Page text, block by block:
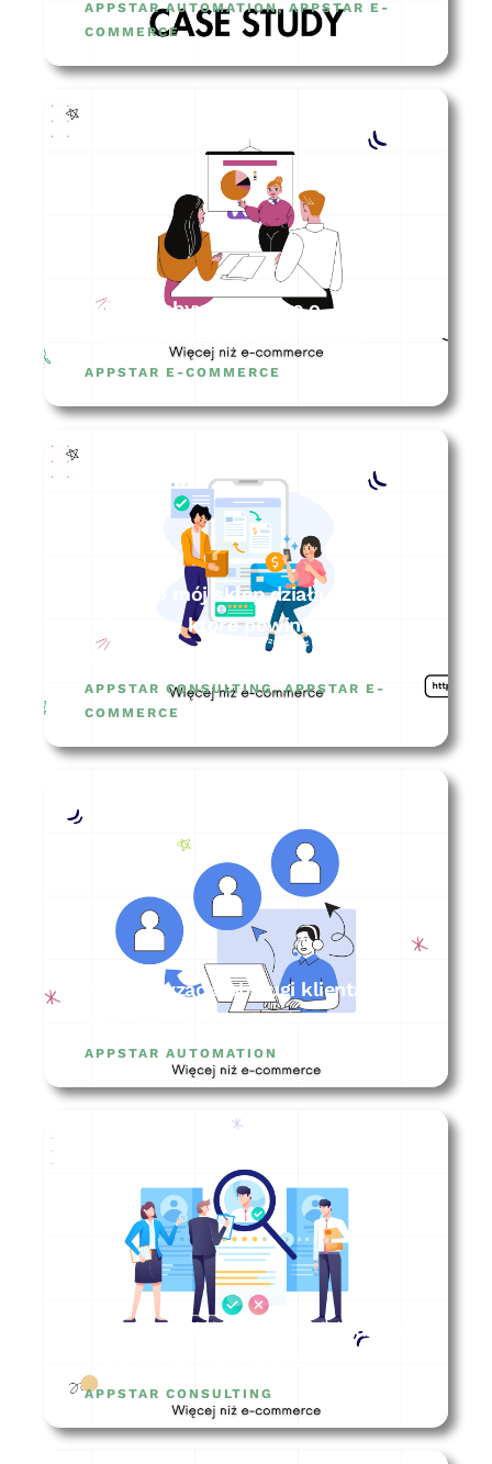
APPSTAR AUTOMATION, APPSTAR E-
COMMERCE
Gdzie zdobywać wiedzę o
APPSTAR E-COMMERCE
Dlaczego mój sklep działa wolno?
– 7 rzeczy, które powinieneś
sprawdzić
APPSTAR CONSULTING,APPSTAR E-
COMMERCE
Automatyzacja obsługi klienta –
jakie narzędzia wybrać?
APPSTAR AUTOMATION
Rekrutacja ecommerce menadżera
APPSTAR CONSULTING